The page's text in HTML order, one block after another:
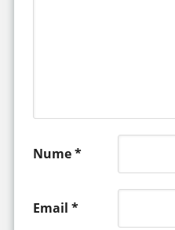
Nume*
Email *